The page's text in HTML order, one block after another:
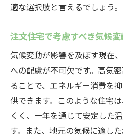
適な選択肢と言えるでしょう。
注文住宅で考慮すべき気候
気候変動が影響を及ぼす現在
への配慮が不可欠です。高気
ることで、エネルギー消費を
供できます。このような住宅
くく、一年を通じて安定した
す。また、地元の気候に適し